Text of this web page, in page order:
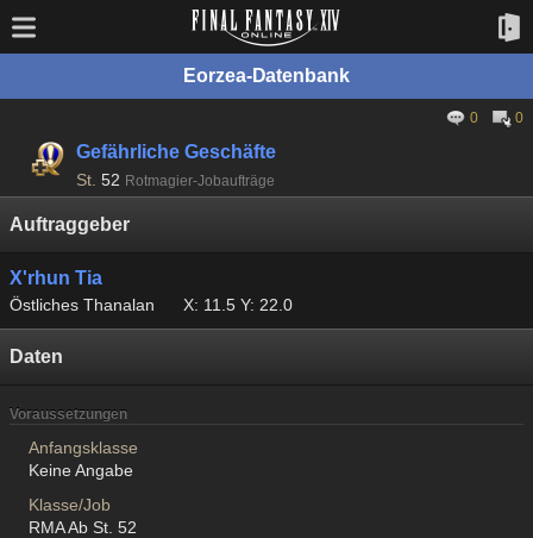
Eorzea-Datenbank
0 0
Gefährliche Geschäfte
St. 52 Rotmagier-Jobaufträge
Auftraggeber
X'rhun Tia
Östliches Thanalan X: 11.5 Y: 22.0
Daten
Voraussetzungen
Anfangsklasse
Keine Angabe
Klasse/Job
RMA Ab St. 52